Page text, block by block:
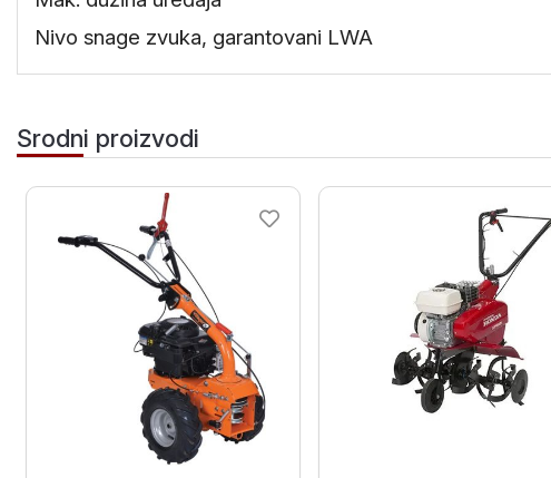
Nivo snage zvuka, garantovani LWA
Srodni proizvodi